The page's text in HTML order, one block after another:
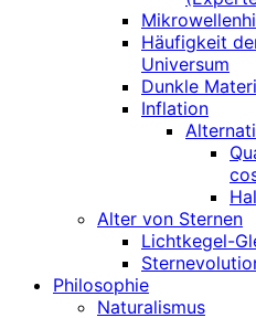
Häufigkeit
Universum
Dunkle
Inflation
Alter von Sternen
Lichtkegel-
Philosophie
Naturalismus